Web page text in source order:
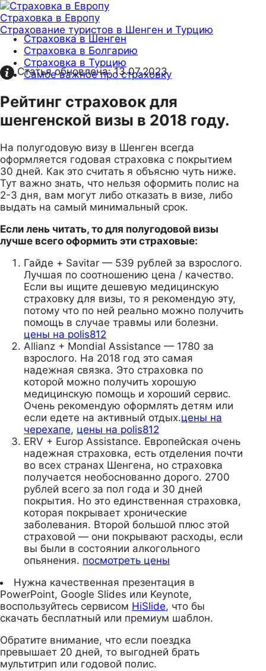
Страховка в Европу
Страхование туристов в Шенген и Турцию
Страховка в Шенген
Страховка в Болгарию
Страховка в Турцию
Самое важное про страховку
Статья обновлена:13.07.2023
Рейтинг страховок для
шенгенской визы в 2018 году.
На полугодовую визу в Шенген всегда
оформляется годовая страховка с покрытием
30 дней. Как это считать я объясню чуть ниже.
Тут важно знать, что нельзя оформить полис на
2-3 дня, вам могут либо отказать в визе, либо
выдать на самый минимальный срок.
Если лень читать, то для полугодовой визы
лучше всего оформить эти страховые:
Гайде + Savitar — 539 рублей за взрослого.
Лучшая по соотношению цена / качество.
Если вы ищите дешевую медицинскую
страховку для визы, то я рекомендую эту,
потому что по ней реально можно получить
помощь в случае травмы или болезни.
цены на polis812
Allianz + Mondial Assistance — 1780 за
взрослого. На 2018 год это самая
надежная связка. Это страховка по
которой можно получить хорошую
медицинскую помощь и хороший сервис.
Очень рекомендую оформлять детям или
если едете на активный отдых.цены на
черехапе, цены на polis812
ERV + Europ Assistance. Европейская очень
надежная страховка, есть отделения почти
во всех странах Шенгена, но страховка
получается необоснованно дорого. 2700
рублей всего за пол года и 30 дней
покрытия. Но это единственная страховка,
которая покрывает хронические
заболевания. Второй большой плюс этой
страховой — они покрывают расходы, если
вы были в состоянии алкогольного
опьянения. посмотреть цены
Нужна качественная презентация в
PowerPoint, Google Slides или Keynote,
воспользуйтесь сервисом HiSlide, что бы
скачать бесплатный или премиум шаблон.
Обратите внимание, что если поездка
превышает 20 дней, то выгодней брать
мультитрип или годовой полис.